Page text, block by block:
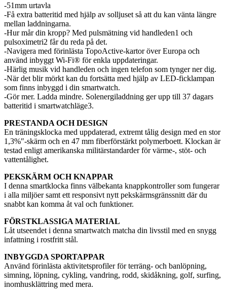
-51mm urtavla
-Få extra batteritid med hjälp av solljuset så att du kan vänta längre
mellan laddningarna.
-Hur mår din kropp? Med pulsmätning vid handleden1 och
pulsoximetri2 får du reda på det.
-Navigera med förinlästa TopoActive-kartor över Europa och
använd inbyggt Wi-Fi® för enkla uppdateringar.
-Härlig musik vid handleden och ingen telefon som tynger ner dig.
-När det blir mörkt kan du fortsätta med hjälp av LED-ficklampan
som finns inbyggd i din smartwatch.
-Gör mer. Ladda mindre. Solenergiladdning ger upp till 37 dagars
batteritid i smartwatchläge3.
PRESTANDA OCH DESIGN
En träningsklocka med uppdaterad, extremt tålig design med en stor
1,3%″-skärm och en 47 mm fiberförstärkt polymerboett. Klockan är
testad enligt amerikanska militärstandarder för värme-, stöt- och
vattentålighet.
PEKSKÄRM OCH KNAPPAR
I denna smartklocka finns välbekanta knappkontroller som fungerar
i alla miljöer samt ett responsivt nytt pekskärmsgränssnitt där du
snabbt kan komma åt val och funktioner.
FÖRSTKLASSIGA MATERIAL
Låt utseendet i denna smartwatch matcha din livsstil med en snygg
infattning i rostfritt stål.
INBYGGDA SPORTAPPAR
Använd förinlästa aktivitetsprofiler för terräng- och banlöpning,
simning, löpning, cykling, vandring, rodd, skidåkning, golf, surfing,
inomhusklättring med mera.